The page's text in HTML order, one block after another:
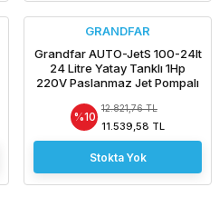
GRANDFAR
Grandfar AUTO-JetS 100-24lt
24 Litre Yatay Tanklı 1Hp
220V Paslanmaz Jet Pompalı
%10
12.821,76 TL
11.539,58 TL
Stokta Yok